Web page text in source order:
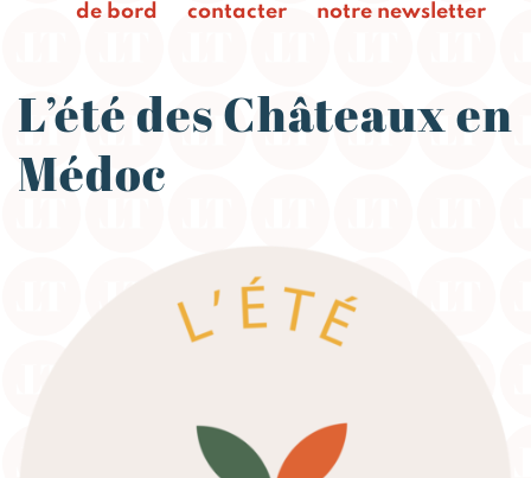
de bord
contacter
notre newsletter
L’été des Châteaux en
Médoc